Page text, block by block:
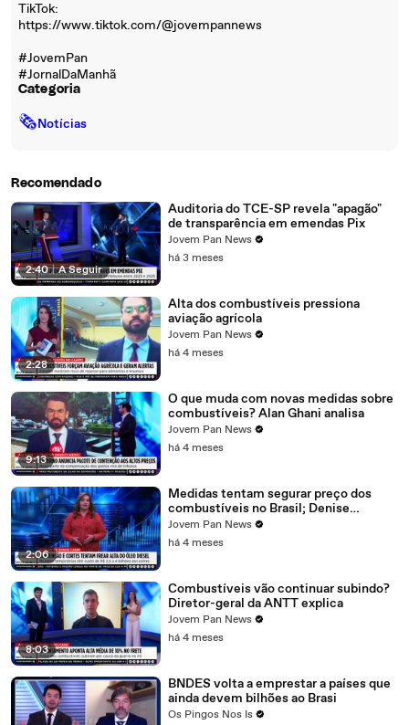
TikTok:
https://www.tiktok.com/@jovempannews
#JovemPan
#JornalDaManhã
Categoria
🗞Notícias
Recomendado
2:40 | A Seguir
Auditoria do TCE-SP revela "apagão"
de transparência em emendas Pix
Jovem Pan News
há 3 meses
2:28
Alta dos combustíveis pressiona
aviação agrícola
Jovem Pan News
há 4 meses
9:13
O que muda com novas medidas sobre
combustíveis? Alan Ghani analisa
Jovem Pan News
há 4 meses
2:06
Medidas tentam segurar preço dos
combustíveis no Brasil; Denise
Campos comenta
Jovem Pan News
há 4 meses
8:03
Combustíveis vão continuar subindo?
Diretor-geral da ANTT explica
Jovem Pan News
há 4 meses
BNDES volta a emprestar a países que
ainda devem bilhões ao Brasi
Os Pingos Nos Is